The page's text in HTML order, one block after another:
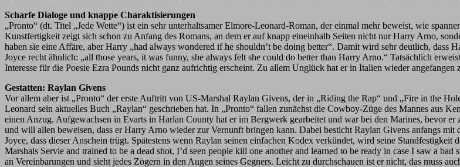
Scharfe Dialoge und knappe Charaktisierungen
„Pronto“ (dt. Titel „Jede Wette“) ist ein sehr unterhaltsamer Elmore-Leonard-Roman, der einmal mehr beweist, wie
Kunstfertigkeit zeigt sich schon zu Anfang des Romans, an dem er auf knapp eineinhalb Seiten nicht nur Harry Arno,
haben sie eine Affäre, aber Harry „had always wondered if he shouldn’t be doing better“. Damit wird sehr deutlich, dass
Joyce recht ähnlich: „all those years, it was funny, she always felt she could do better than Harry Arno.“ Tatsächlich
Interesse für die Poesie Ezra Pounds nicht ganz aufrichtig erscheint. Zu allem Unglück hat er in Italien wieder
Gestatten: Raylan Givens
Vor allem aber ist „Pronto“ der erste Auftritt von US-Marshal Raylan Givens, der in „Riding the Rap“ und „Fire in the
Leonard sein aktuelles Buch „Raylan“ geschrieben hat. In „Pronto“ fallen zunächst die Cowboy-Züge des Mannes aus
einen Anzug. Aufgewachsen in Evarts in Harlan County hat er im Bergwerk gearbeitet und war bei den Marines, bevor
und will allen beweisen, dass er Harry Arno wieder zur Vernunft bringen kann. Dabei besticht Raylan Givens anfangs
Joyce, dass dieser Anschein trügt. Spätestens wenn Raylan seinen einfachen Kodex verkündet, wird seine
Marshals Servie and trained to be a dead shot, I’d seen people kill one another and learned to be ready in case I saw a
an Vereinbarungen und sieht jedes Zögern in den Augen seines Gegners. Leicht zu durchschauen ist er nicht, das muss